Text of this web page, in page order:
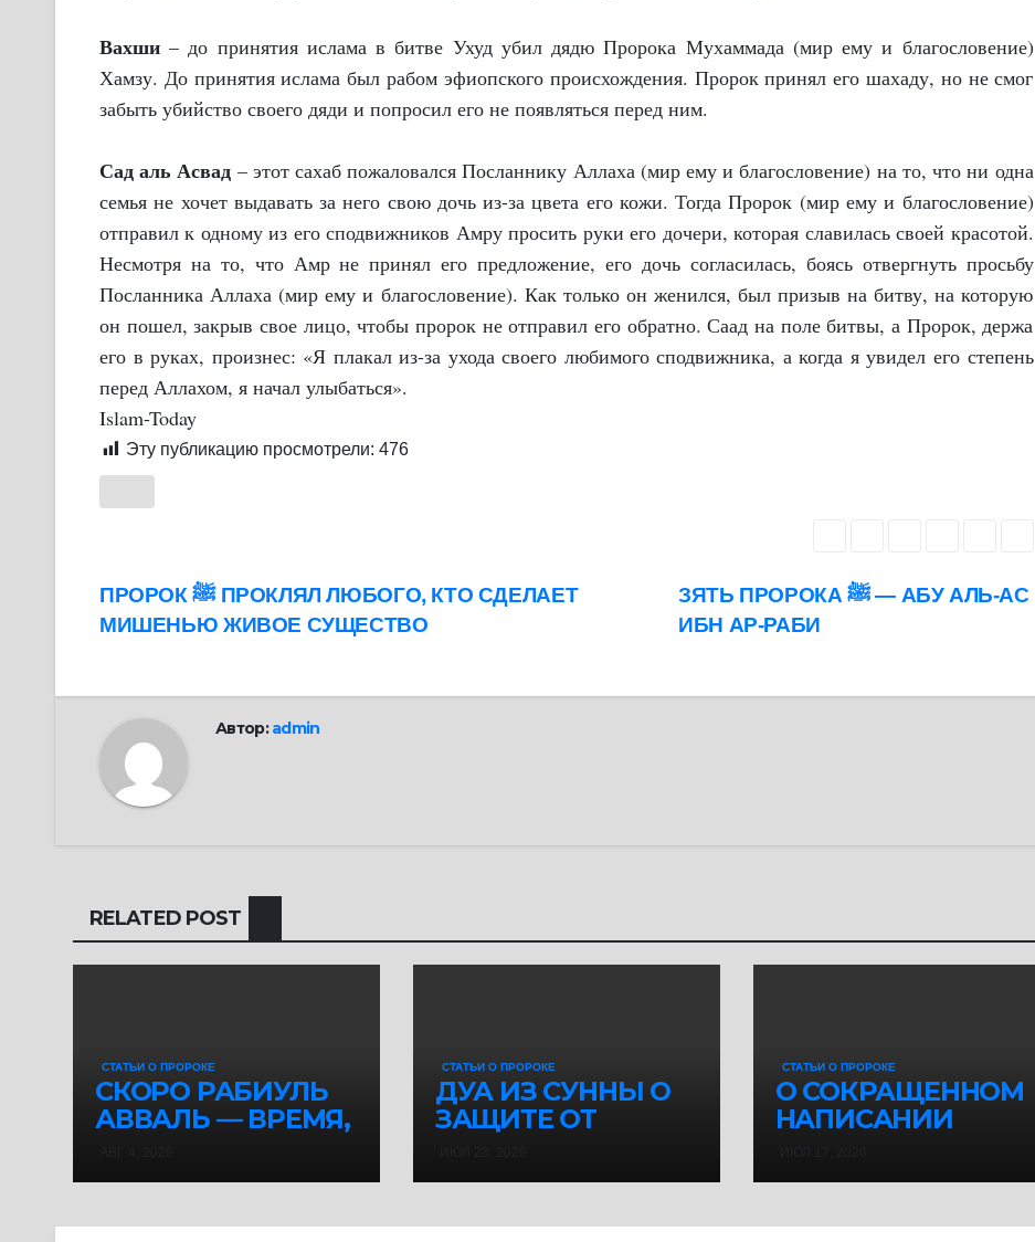
Вахши – до принятия ислама в битве Ухуд убил дядю Пророка Мухаммада (мир ему и благословение)
Хамзу. До принятия ислама был рабом эфиопского происхождения. Пророк принял его шахаду, но не смог
забыть убийство своего дяди и попросил его не появляться перед ним.
Сад аль Асвад – этот сахаб пожаловался Посланнику Аллаха (мир ему и благословение) на то, что ни одна
семья не хочет выдавать за него свою дочь из-за цвета его кожи. Тогда Пророк (мир ему и благословение)
отправил к одному из его сподвижников Амру просить руки его дочери, которая славилась своей красотой.
Несмотря на то, что Амр не принял его предложение, его дочь согласилась, боясь отвергнуть просьбу
Посланника Аллаха (мир ему и благословение). Как только он женился, был призыв на битву, на которую
он пошел, закрыв свое лицо, чтобы пророк не отправил его обратно. Саад на поле битвы, а Пророк, держа
его в руках, произнес: «Я плакал из-за ухода своего любимого сподвижника, а когда я увидел его степень
перед Аллахом, я начал улыбаться».
Islam-Today
Эту публикацию просмотрели: 476
Навигация
записям
ЗЯТЬ ПРОРОКА ﷺ — АБУ АЛЬ-АС
ИБН АР-РАБИ
ПРОРОК ﷺ ПРОКЛЯЛ ЛЮБОГО, КТО СДЕЛАЕТ
МИШЕНЬЮ ЖИВОЕ СУЩЕСТВО
Автор:admin
RELATED POST
СТАТЬИ О ПРОРОКЕ
СКОРО РАБИУЛЬ
АВВАЛЬ — ВРЕМЯ,
ПОСВЯТИТЬ
АЛЛАhА ﷺ
СТАТЬИ О ПРОРОКЕ
ДУА ИЗ СУННЫ О
ЗАЩИТЕ ОТ
БЛАГОСЛОВЕНИЙ
СТАТЬИ О ПРОРОКЕ
О СОКРАЩЕННОМ
НАПИСАНИИ
ПРОРОКУ ﷺ